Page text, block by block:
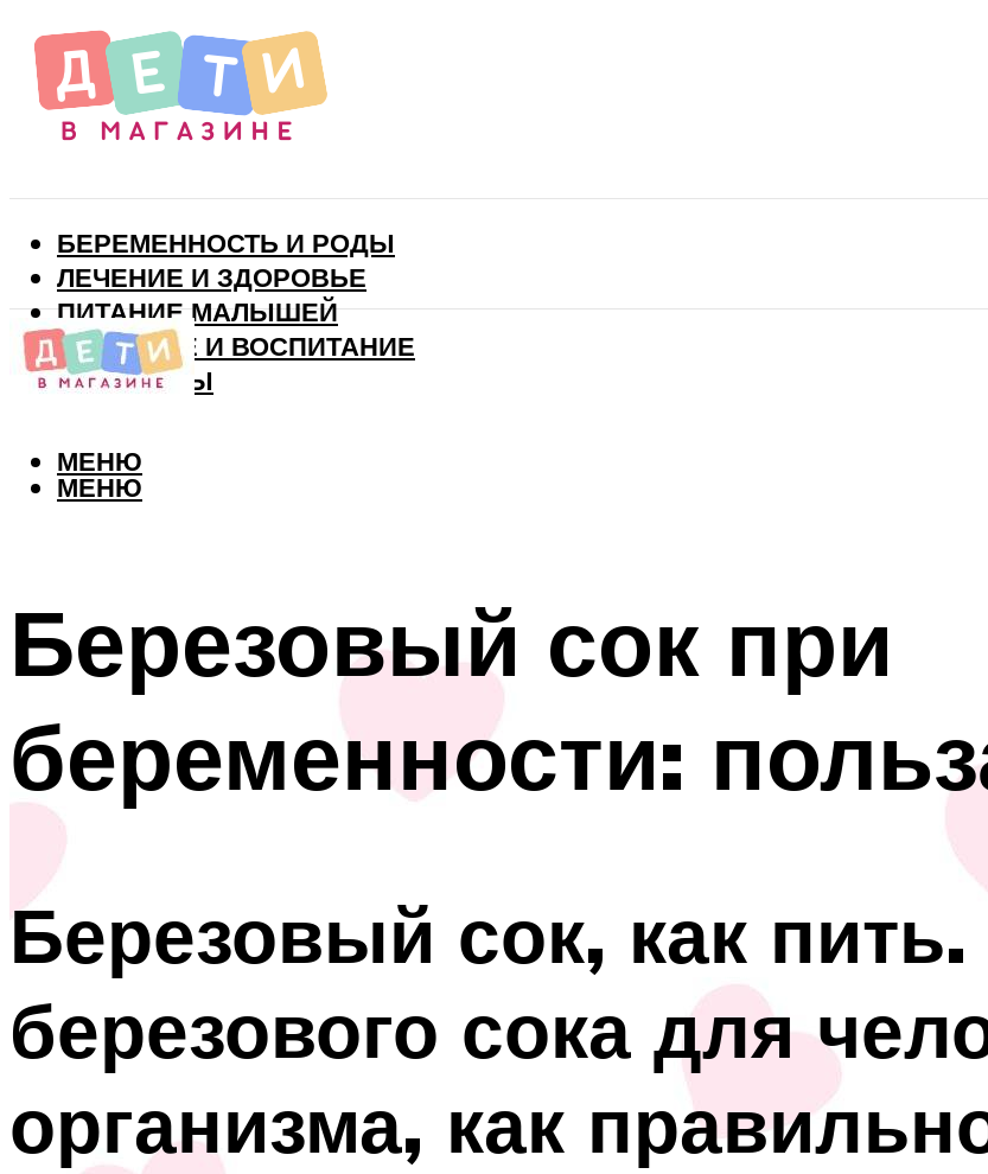
БЕРЕМЕННОСТЬ И РОДЫ
ЛЕЧЕНИЕ И ЗДОРОВЬЕ
ПИТАНИЕ МАЛЫШЕЙ
РАЗВИТИЕ И ВОСПИТАНИЕ
ВИТАМИНЫ
МЕНЮ
МЕНЮ
Березовый сок при
беременности:
Березовый сок, как
березового сока для
организма, как